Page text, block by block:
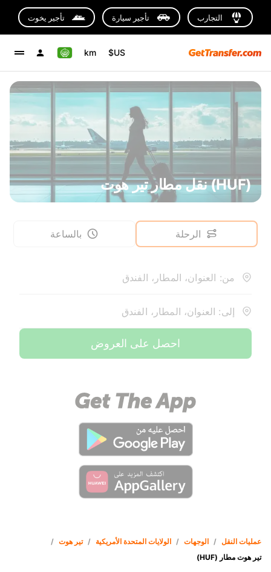
التجارب تأجير سيارة تأجير يخوت
US$
km
(HUF) نقل مطار تير هوت
الرحلة بالساعة
من: العنوان، المطار، الفندق
إلى: العنوان، المطار، الفندق
احصل على العروض
عمليات النقل / الوجهات / الولايات المتحدة الأمريكية / تير هوت /
تير هوت مطار (HUF)